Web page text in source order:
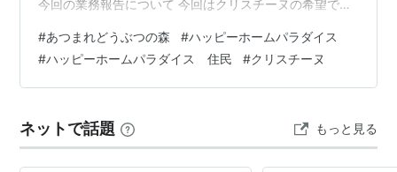
今回の業務報告について 今回はクリスチーヌの希望であ
くりを進めています。 今回の業務報告では、 指定家具か
らイメージを作り上げていく方法。 別荘をつくる場所に
Ｆ－３を選択した理由。 完成後に感じた改善点。 などを
置はこのようになりました。 ステージライト（室内と庭
に配置） スタンドフラワ…
#あつまれどうぶつの森 #ハッピーホームパラダイス
#ハッピーホームパラダイス 住民 #クリスチーヌ
ネットで話題 もっと見る